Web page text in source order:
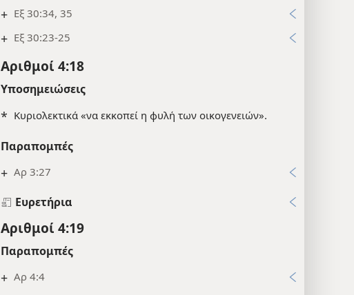
+ Εξ 30:34, 35
+ Εξ 30:23-25
Αριθμοί 4:18
Υποσημειώσεις
* Κυριολεκτικά «να εκκοπεί η φυλή των οικογενειών».
Παραπομπές
+ Αρ 3:27
Ευρετήρια
Αριθμοί 4:19
Παραπομπές
+ Αρ 4:4